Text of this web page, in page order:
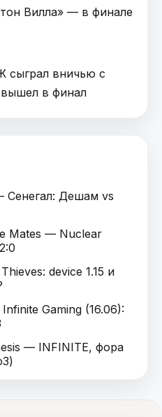
Вилла» — в финале
сыграл вничью с
в финал
Сенегал: Дешам vs
Mates — Nuclear
device 1.15 и
Gaming (16.06):
— INFINITE, фора